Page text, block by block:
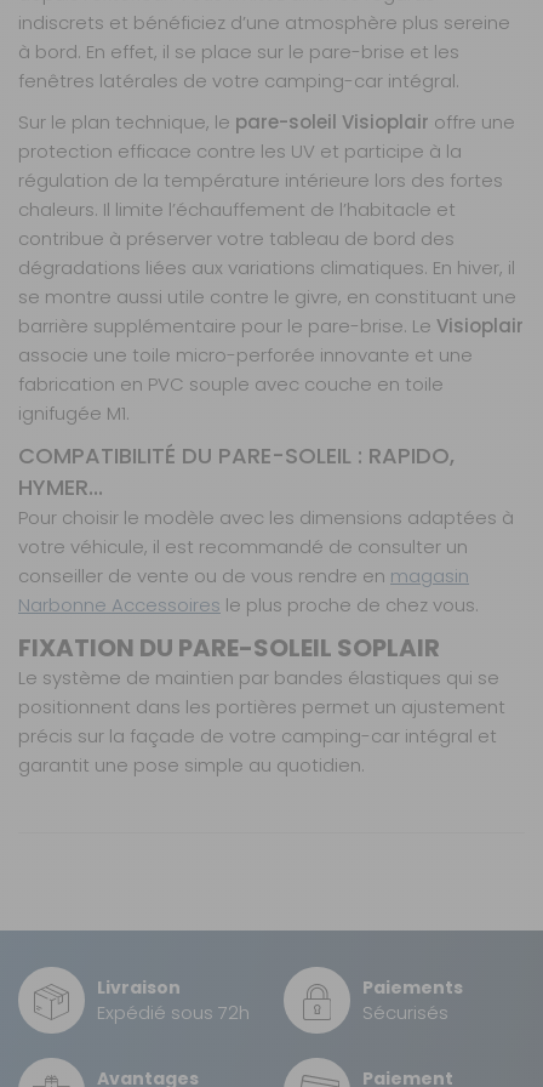
Marque :ARTO
Prix : 259 €
Disponibilité :
Sur commande : Contactez-nous au 04 68
41 42 42
Retrait Magasin
Sur commande
Contactez-nous au
04 68 41 42 42
AJOUTER AU PANIER
Gabarit AB -
Modèle :
721279VISIO
Gabarit :AB
BURSTNER
Disponibilité :
Livraison à Domicile
Sur commande : Contactez-nous au 04 68
41 42 42
Retrait Magasin
Sur commande
Contactez-nous au
Modèle :
Burstner n°5
Référence :
721280VISIO
AC
indiscrets et bénéficiez d’une atmosphère plus sereine
à bord. En effet, il se place sur le pare-brise et les
fenêtres latérales de votre camping-car intégral.
Sur le plan technique, le pare-soleil Visioplair offre une
protection efficace contre les UV et participe à la
régulation de la température intérieure lors des fortes
chaleurs. Il limite l’échauffement de l’habitacle et
contribue à préserver votre tableau de bord des
dégradations liées aux variations climatiques. En hiver, il
se montre aussi utile contre le givre, en constituant une
barrière supplémentaire pour le pare-brise. Le Visioplair
associe une toile micro-perforée innovante et une
fabrication en PVC souple avec couche en toile
ignifugée M1.
COMPATIBILITÉ DU PARE-SOLEIL : RAPIDO,
HYMER...
Pour choisir le modèle avec les dimensions adaptées à
votre véhicule, il est recommandé de consulter un
conseiller de vente ou de vous rendre en magasin
Narbonne Accessoires le plus proche de chez vous.
FIXATION DU PARE-SOLEIL SOPLAIR
Le système de maintien par bandes élastiques qui se
positionnent dans les portières permet un ajustement
précis sur la façade de votre camping-car intégral et
garantit une pose simple au quotidien.
compromis.
Protection UV, régulation de température et lutte
contre le givre.
Installation facile avec maintien par bandes
Matière principale : PVC
Année :
DPD Relais
2,99 €
Livraison
Expédié sous 72h
Paiements
Sécurisés
Avantages Paiement